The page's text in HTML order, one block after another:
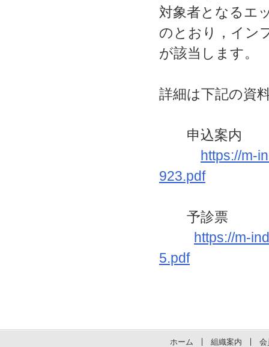
対象者となるエ
のとおり，イン
が該当します。
詳細は下記の資
申込案内
https://m-
923.pdf
予診票
https://m-
5.pdf
ホーム 組織案内 会